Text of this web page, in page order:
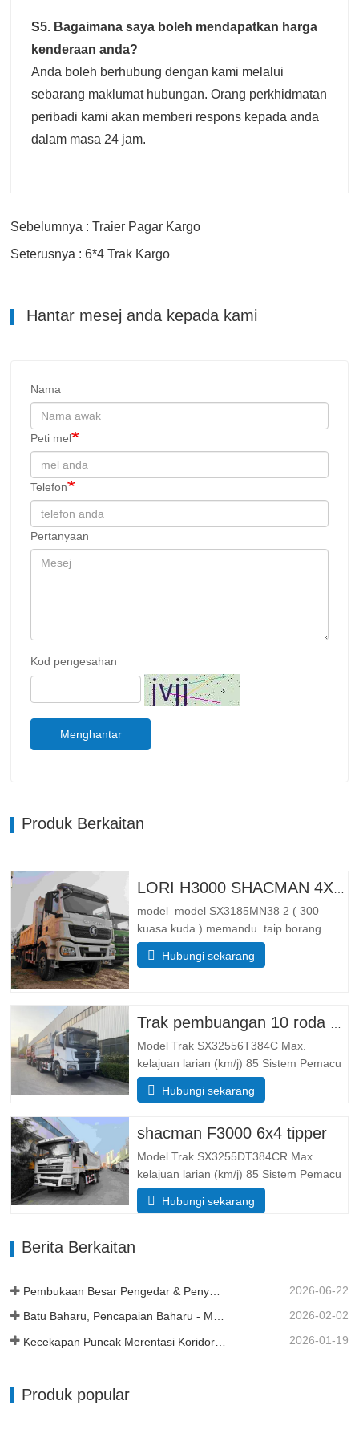
S5. Bagaimana saya boleh mendapatkan harga
kenderaan anda?
Anda boleh berhubung dengan kami melalui
sebarang maklumat hubungan. Orang perkhidmatan
peribadi kami akan memberi respons kepada anda
dalam masa 24 jam.
Sebelumnya : Traier Pagar Kargo
Seterusnya : 6*4 Trak Kargo
Hantar mesej anda kepada kami
Nama
Peti mel
Telefon
Pertanyaan
Kod pengesahan
Menghantar
Produk Berkaitan
model model SX3185MN38 2 ( 300
kuasa kuda ) memandu taip borang
memandu 4*4 Berat badan parameter
berat lengkap membendung jisim (kg)
Dimensi Parameter saiz
Keseluruhannya …
Hubungi sekarang
Model Trak SX32556T384C Max.
kelajuan larian (km/j) 85 Sistem Pemacu
6× 4 Dimensi (L*W*H)(mm) Keseluruhan
8385*2490*3450 Buang badan
bawah, sisi 6 Sistem mengangkat
hidraulik mengangkat tengah atau
mengangkat depan…
Hubungi sekarang
shacman F3000 6x4 tipper
Model Trak SX3255DT384CR Max.
kelajuan larian (km/j) 85 Sistem Pemacu
6× 4 Dimensi (L*W*H)(mm) Keseluruhan
8385*2490*3450 Buang badan
Hubungi sekarang
Berita Berkaitan
2026-06-22
Batu Baharu, Pencapaian Baharu - Momentum Berterusan 2026-02-02
2026-01-19
Produk popular